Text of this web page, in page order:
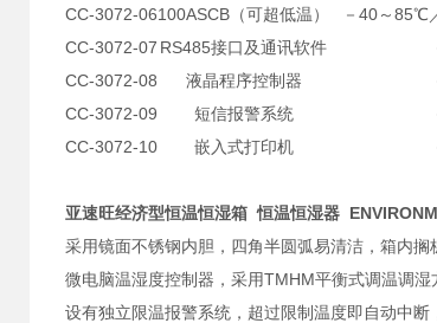
CC-3072-06100ASCB（可超低温） －40～85℃
CC-3072-07 RS485接口及通讯软件
CC-3072-08
液晶程序控制器
CC-3072-09
短信报警系统
CC-3072-10
嵌入式打印机
亚速旺经济型恒温恒湿箱 恒温恒湿器
采用镜面不锈钢内胆，四角半圆弧易清洁，箱内搁
微电脑温湿度控制器，采用TMHM平衡式调温调
设有独立限温报警系统，超过限制温度即自动中断